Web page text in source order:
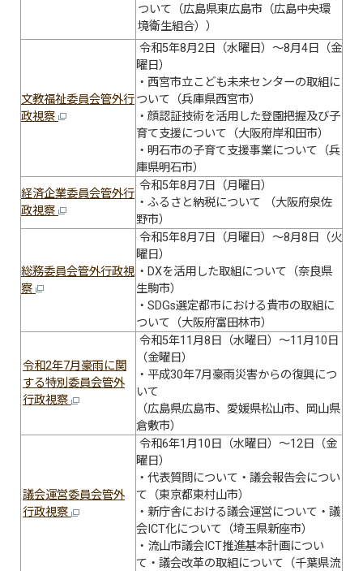
ついて（広島県東広島市（広島中央環
境衛生組合））
文教福祉委員会管外行
政視察
令和5年8月2日（水曜日）～8月4日（金
曜日）
・西宮市立こども未来センターの取組に
ついて（兵庫県西宮市）
・顔認証技術を活用した登園把握及び子
育て支援について（大阪府岸和田市）
・明石市の子育て支援事業について（兵
庫県明石市）
経済企業委員会管外行
政視察
令和5年8月7日（月曜日）
・ふるさと納税について （大阪府泉佐
野市）
総務委員会管外行政視
察
令和5年8月7日（月曜日）～8月8日（火
曜日）
・DXを活用した取組について（奈良県
生駒市）
・SDGs選定都市における貴市の取組に
ついて（大阪府富田林市）
令和2年7月豪雨に関
する特別委員会管外
行政視察
令和5年11月8日（水曜日）～11月10日
（金曜日）
・平成30年7月豪雨災害からの復興につ
いて
（広島県広島市、愛媛県松山市、岡山県
倉敷市）
議会運営委員会管外
行政視察
令和6年1月10日（水曜日）～12日（金
曜日）
・代表質問について・議会報告会につい
て（東京都東村山市）
・新庁舎における議会運営について・議
会ICT化について（埼玉県新座市）
・流山市議会ICT推進基本計画につい
て・議会改革の取組について（千葉県流